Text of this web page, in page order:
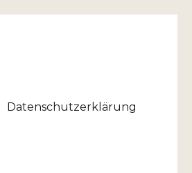
Datenschutzerklärung